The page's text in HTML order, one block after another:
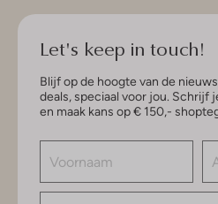
Let's keep in touch!
Blijf op de hoogte van de
deals, speciaal voor jou. Schrijf
en maak kans op € 150,-